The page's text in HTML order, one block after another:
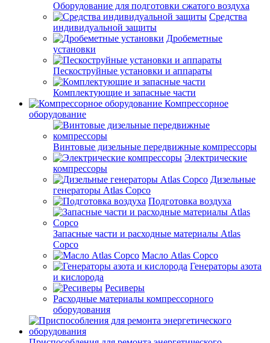
Оборудование для подготовки сжатого воздуха
Средства
индивидуальной защиты
Дробеметные
установки
Пескоструйные установки и аппараты
Комплектующие и запасные части
Компрессорное
оборудование
Винтовые дизельные передвижные компрессоры
Электрические
компрессоры
Дизельные
генераторы Atlas Copco
Подготовка воздуха
Запасные части и расходные материалы Atlas
Copco
Масло Atlas Copco
Генераторы азота
и кислорода
Ресиверы
Расходные материалы компрессорного
оборудования